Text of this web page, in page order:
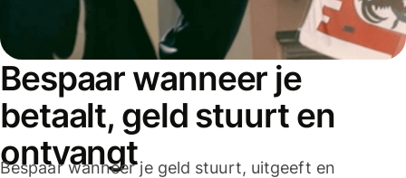
Bespaar wanneer je
betaalt, geld stuurt en
ontvangt
Bespaar wanneer je geld stuurt, uitgeeft en